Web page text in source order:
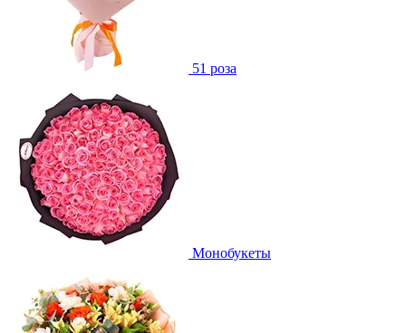
51 роза
Монобукеты